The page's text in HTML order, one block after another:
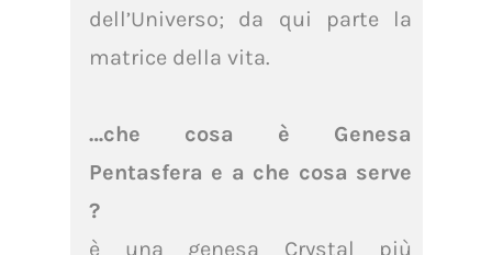
dell’Universo; da qui parte la
matrice della vita.
…che cosa è Genesa
Pentasfera e a che cosa serve
?
è una genesa Crystal più